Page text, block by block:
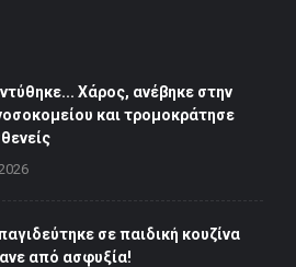
Χάρος, ανέβηκε στην
και τρομοκράτησε
σε παιδική κουζίνα
από ασφυξία!